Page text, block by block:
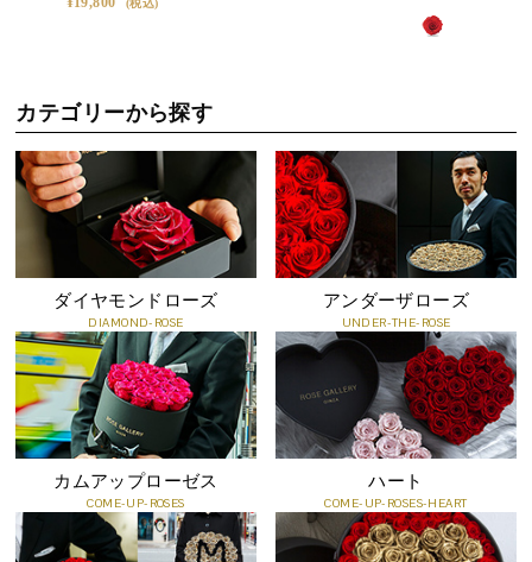
「すべてがうまくいく」願いを込めた贈りもの
虹色は古くから幸運の象徴とされてきました。
「セブンラック」という名には、贈る相手の未来が光り輝くもので
ありますようにという願いが込められています。
誕生日や記念日、昇進祝い、新たな門出のプレゼントに。枯れるこ
Q. メッセージの代筆は可能ですか？
A. はい。無料でメッセージカードをお付けいたします。ご注文時に
えてお贈りください。
その他のQ&Aは こちら
カテゴリーから探す
ダイヤモンドローズ
DIAMOND-ROSE
アンダーザローズ
UNDER-THE-ROSE
カムアップローゼス
COME-UP-ROSES
ハート
COME-UP-ROSES-HEART